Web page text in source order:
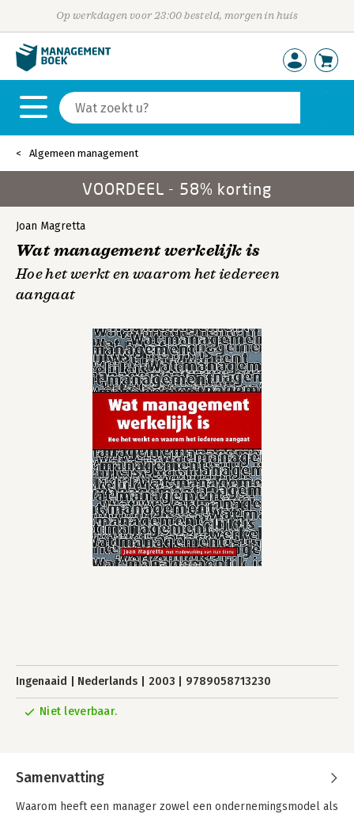
Op werkdagen voor 23:00 besteld, morgen in huis
Algemeen management
VOORDEEL - 58% korting
Joan Magretta
Wat management werkelijk is
Hoe het werkt en waarom het iedereen
aangaat
Ingenaaid Nederlands 2003 9789058713230
Niet leverbaar.
Samenvatting
Waarom heeft een manager zowel een ondernemingsmodel als